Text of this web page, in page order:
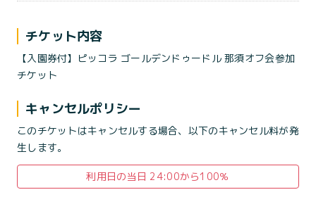
チケット内容
【入園券付】ピッコラ ゴールデンドゥードル 那須オフ会参加
チケット
キャンセルポリシー
このチケットはキャンセルする場合、以下のキャンセル料が発
生します。
利用日の当日 24:00から100％